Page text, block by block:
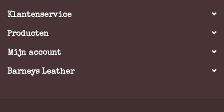
Klantenservice
Producten
Mijn account
Barneys Leather